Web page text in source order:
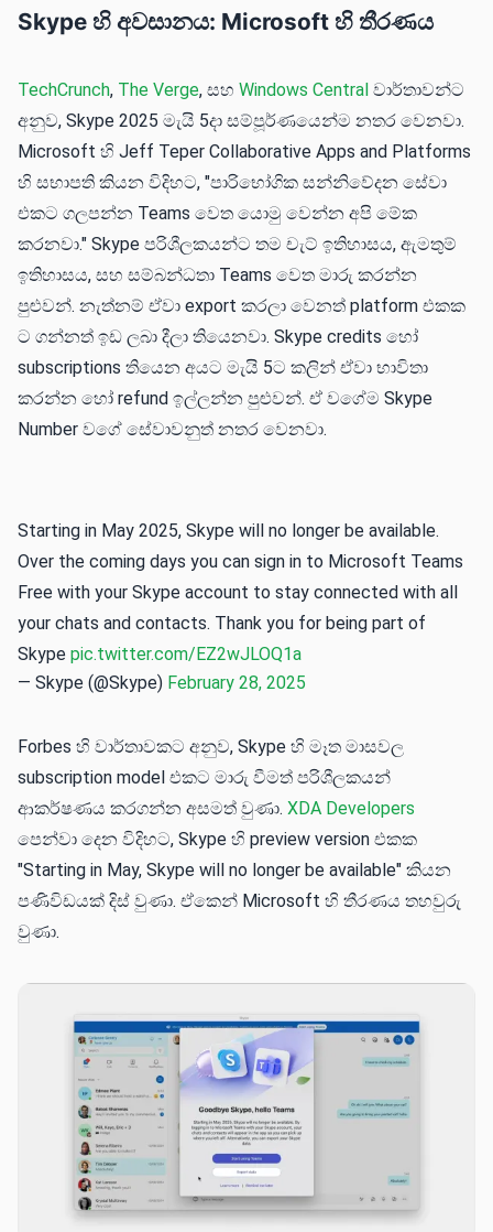
Skype හි අවසානය: Microsoft හි තීරණය
TechCrunch, The Verge, සහ Windows Central වාර්තාවන්ට
අනුව, Skype 2025 මැයි 5දා සම්පූර්ණයෙන්ම නතර වෙනවා.
Microsoft හි Jeff Teper Collaborative Apps and Platforms
හි සභාපති කියන විදිහට, "පාරිභෝගික සන්නිවේදන සේවා
එකට ගලපන්න Teams වෙත යොමු වෙන්න අපි මේක
කරනවා." Skype පරිශීලකයන්ට තම චැට් ඉතිහාසය, ඇමතුම්
ඉතිහාසය, සහ සම්බන්ධතා Teams වෙත මාරු කරන්න
පුළුවන්. නැත්නම් ඒවා export කරලා වෙනත් platform එකක​
ට ගන්නත් ඉඩ ලබා දී​ලා තියෙනවා. Skype credits හෝ
subscriptions තියෙන අයට මැයි 5ට කලින් ඒවා භාවිතා
කරන්න හෝ refund ඉල්ලන්න පුළුවන්. ඒ වගේ​ම Skype
Number වගේ සේවාවනු​ත් නතර වෙනවා.
Starting in May 2025, Skype will no longer be available.
Over the coming days you can sign in to Microsoft Teams
Free with your Skype account to stay connected with all
your chats and contacts. Thank you for being part of
Skype pic.twitter.com/EZ2wJLOQ1a
— Skype (@Skype) February 28, 2025
Forbes හි වාර්තාවකට අනුව, Skype හි මෑත මාසවල
subscription model එකට මාරු වීමත් පරිශීලකයන්
ආකර්ෂණය කරගන්න අසමත් වුණා. XDA Developers
පෙන්වා දෙන විදිහට, Skype හි preview version එකක
"Starting in May, Skype will no longer be available" කියන
පණිවිඩයක් දිස් වුණා. ඒකෙන් Microsoft හි තීරණය තහවුරු
වුණා.